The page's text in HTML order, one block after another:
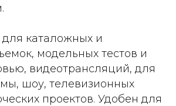
каталожных и
модельных тестов и
видеотрансляций, для
шоу, телевизионных
проектов. Удобен для